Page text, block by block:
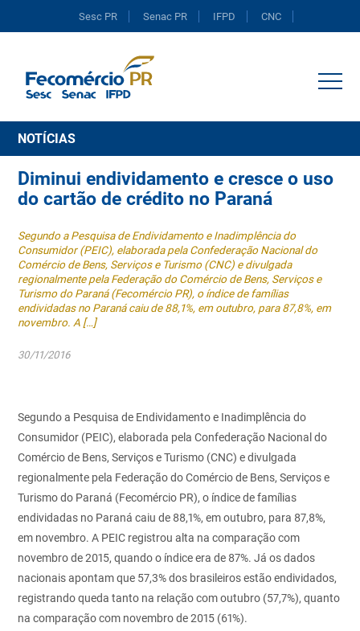
Sesc PR Senac PR IFPD CNC
NOTÍCIAS
Diminui endividamento e cresce o uso
do cartão de crédito no Paraná
Segundo a Pesquisa de Endividamento e Inadimplência do
Consumidor (PEIC), elaborada pela Confederação Nacional do
Comércio de Bens, Serviços e Turismo (CNC) e divulgada
regionalmente pela Federação do Comércio de Bens, Serviços e
Turismo do Paraná (Fecomércio PR), o índice de famílias
endividadas no Paraná caiu de 88,1%, em outubro, para 87,8%, em
novembro. A […]
30/11/2016
Segundo a Pesquisa de Endividamento e Inadimplência do
Consumidor (PEIC), elaborada pela Confederação Nacional do
Comércio de Bens, Serviços e Turismo (CNC) e divulgada
regionalmente pela Federação do Comércio de Bens, Serviços e
Turismo do Paraná (Fecomércio PR), o índice de famílias
endividadas no Paraná caiu de 88,1%, em outubro, para 87,8%,
em novembro. A PEIC registrou alta na comparação com
novembro de 2015, quando o índice era de 87%. Já os dados
nacionais apontam que 57,3% dos brasileiros estão endividados,
registrando queda tanto na relação com outubro (57,7%), quanto
na comparação com novembro de 2015 (61%).